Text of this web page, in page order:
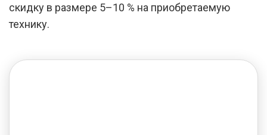
скидку в размере 5–10 % на приобретаемую
технику.